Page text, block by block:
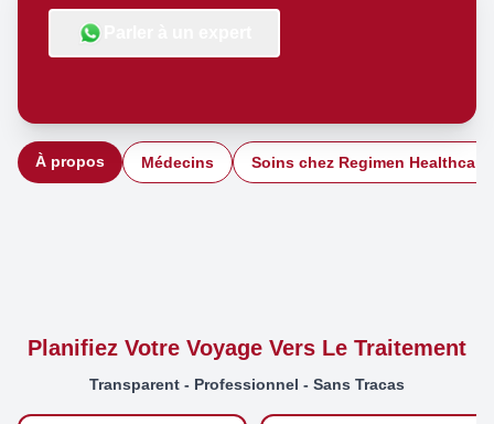
À propos Médecins Soins chez Regimen Healthcare
Planifiez Votre Voyage Vers Le Traitement
Transparent - Professionnel - Sans Tracas